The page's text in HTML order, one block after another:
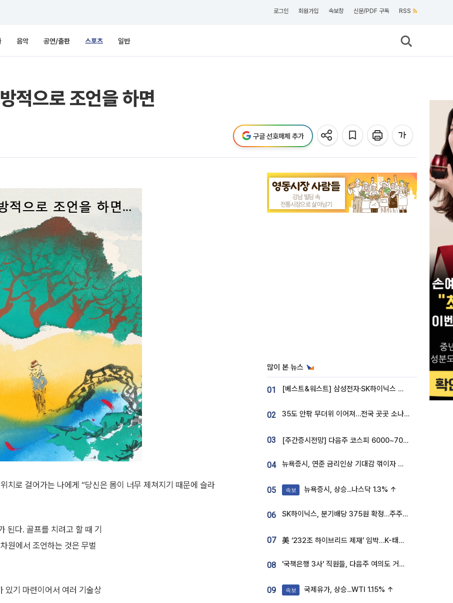
로그인 회원가입 속보창 신문/PDF 구독 RSS
음악 공연/출판 스포츠 일반
적으로 조언을 하면
구글 선호매체 추가
치로 걸어가는 나에게 “당신은 몸이 너무 제쳐지기 때문에 슬라
된다. 골프를 치려고 할 때 기
원에서 조언하는 것은 무벌
있기 마련이어서 여러 기술상
많이 본 뉴스
01 [베스트&워스트] 삼성전자·SK하이닉스 밀린 한 주…상상인증권은 85% 급등
02 35도 안팎 무더위 이어져…전국 곳곳 소나기 [오늘 날씨]
03 [주간증시전망] 다음주 코스피 6000~7000⋯“外人 수급은 정책이 변수”
04 뉴욕증시, 연준 금리인상 기대감 꺾이자 상승...S&P500 사상 최고치 [종합]
05 속보 뉴욕증시, 상승...나스닥 1.3% ↑
06 SK하이닉스, 분기배당 375원 확정…주주환원책 9월로 앞당겨 발표
07 美 ‘232조 하이브리드 제재’ 임박…K-태양광, 불확실성 털고 날개 다나
08 '국책은행 3사' 직원들, 다음주 여의도 거리 나서는 까닭은
09 속보 국제유가, 상승...WTI 1.15% ↑